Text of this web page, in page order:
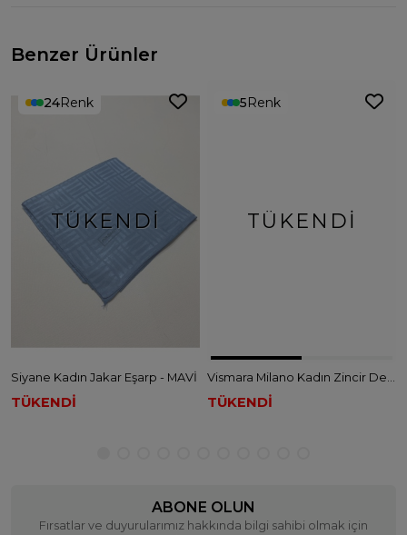
Benzer Ürünler
TÜKENDI
24Renk
Siyane Kadın Jakar Eşarp - MAVİ
TÜKENDİ
TÜKENDI
5Renk
TÜKENDİ
ABONE OLUN
Fırsatlar ve duyurularımız hakkında bilgi sahibi olmak için